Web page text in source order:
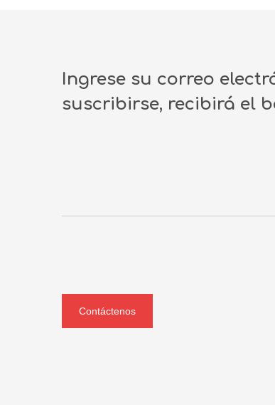
Ingrese su correo
suscribirse, recibirá el
Contáctenos